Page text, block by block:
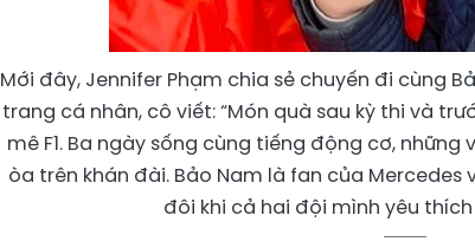
Mới đây, Jennifer Phạm chia sẻ chuyến đi cùng
trang cá nhân, cô viết: “Món quà sau kỳ thi và
mê F1. Ba ngày sống cùng tiếng động cơ,
òa trên khán đài. Bảo Nam là fan của Mercedes
đôi khi cả hai đội mình yêu